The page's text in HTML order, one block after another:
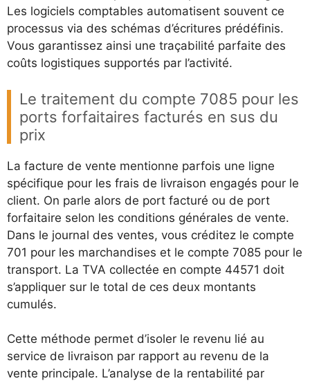
Les logiciels comptables automatisent souvent ce
processus via des schémas d’écritures prédéfinis.
Vous garantissez ainsi une traçabilité parfaite des
coûts logistiques supportés par l’activité.
Le traitement du compte 7085 pour les
ports forfaitaires facturés en sus du
prix
La facture de vente mentionne parfois une ligne
spécifique pour les frais de livraison engagés pour le
client. On parle alors de port facturé ou de port
forfaitaire selon les conditions générales de vente.
Dans le journal des ventes, vous créditez le compte
701 pour les marchandises et le compte 7085 pour le
transport. La TVA collectée en compte 44571 doit
s’appliquer sur le total de ces deux montants
cumulés.
Cette méthode permet d’isoler le revenu lié au
service de livraison par rapport au revenu de la
vente principale. L’analyse de la rentabilité par